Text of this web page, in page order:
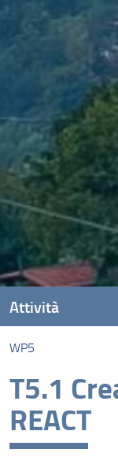
WP5
T5.1
REACT
Attività
Le fasi della ricerca
WP1
WP2
WP3